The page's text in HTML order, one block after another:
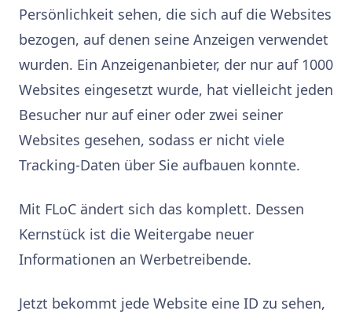
Persönlichkeit sehen, die sich auf die Websites
bezogen, auf denen seine Anzeigen verwendet
wurden. Ein Anzeigenanbieter, der nur auf 1000
Websites eingesetzt wurde, hat vielleicht jeden
Besucher nur auf einer oder zwei seiner
Websites gesehen, sodass er nicht viele
Tracking-Daten über Sie aufbauen konnte.
Mit FLoC ändert sich das komplett. Dessen
Kernstück ist die Weitergabe neuer
Informationen an Werbetreibende.
Jetzt bekommt jede Website eine ID zu sehen,